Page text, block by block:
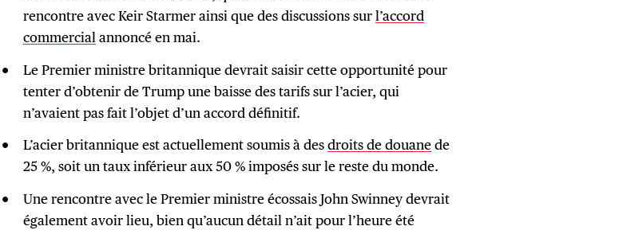
rencontre avec Keir Starmer ainsi que des discussions surl’accord
commercial annoncé en mai.
Le Premier ministre britannique devrait saisir cette opportunité pour
tenter d’obtenir de Trump une baisse des tarifs sur l’acier, qui
n’avaient pas fait l’objet d’un accord définitif.
L’acier britannique est actuellement soumis à desdroits de douanede
25 %, soit un taux inférieur aux 50 % imposés sur le reste du monde.
Une rencontre avec le Premier ministre écossais John Swinney devrait
également avoir lieu, bien qu’aucun détail n’ait pour l’heure été